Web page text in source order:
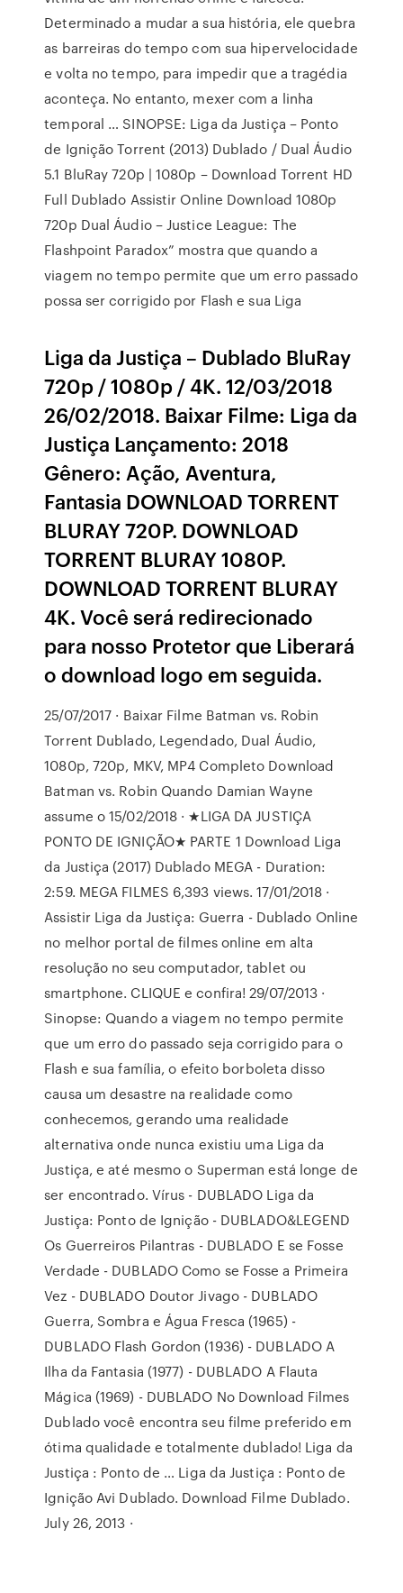
Determinado a mudar a sua história, ele quebra
as barreiras do tempo com sua hipervelocidade
e volta no tempo, para impedir que a tragédia
aconteça. No entanto, mexer com a linha
temporal … SINOPSE: Liga da Justiça – Ponto
de Ignição Torrent (2013) Dublado / Dual Áudio
5.1 BluRay 720p | 1080p – Download Torrent HD
Full Dublado Assistir Online Download 1080p
720p Dual Áudio – Justice League: The
Flashpoint Paradox” mostra que quando a
viagem no tempo permite que um erro passado
possa ser corrigido por Flash e sua Liga
Liga da Justiça – Dublado BluRay
720p / 1080p / 4K. 12/03/2018
26/02/2018. Baixar Filme: Liga da
Justiça Lançamento: 2018
Gênero: Ação, Aventura,
Fantasia DOWNLOAD TORRENT
BLURAY 720P. DOWNLOAD
TORRENT BLURAY 1080P.
DOWNLOAD TORRENT BLURAY
4K. Você será redirecionado
para nosso Protetor que Liberará
o download logo em seguida.
25/07/2017 · Baixar Filme Batman vs. Robin
Torrent Dublado, Legendado, Dual Áudio,
1080p, 720p, MKV, MP4 Completo Download
Batman vs. Robin Quando Damian Wayne
assume o 15/02/2018 · ★LIGA DA JUSTIÇA
PONTO DE IGNIÇÃO★ PARTE 1 Download Liga
da Justiça (2017) Dublado MEGA - Duration:
2:59. MEGA FILMES 6,393 views. 17/01/2018 ·
Assistir Liga da Justiça: Guerra - Dublado Online
no melhor portal de filmes online em alta
resolução no seu computador, tablet ou
smartphone. CLIQUE e confira! 29/07/2013 ·
Sinopse: Quando a viagem no tempo permite
que um erro do passado seja corrigido para o
Flash e sua família, o efeito borboleta disso
causa um desastre na realidade como
conhecemos, gerando uma realidade
alternativa onde nunca existiu uma Liga da
Justiça, e até mesmo o Superman está longe de
ser encontrado. Vírus - DUBLADO Liga da
Justiça: Ponto de Ignição - DUBLADO&LEGEND
Os Guerreiros Pilantras - DUBLADO E se Fosse
Verdade - DUBLADO Como se Fosse a Primeira
Vez - DUBLADO Doutor Jivago - DUBLADO
Guerra, Sombra e Água Fresca (1965) -
DUBLADO Flash Gordon (1936) - DUBLADO A
Ilha da Fantasia (1977) - DUBLADO A Flauta
Mágica (1969) - DUBLADO No Download Filmes
Dublado você encontra seu filme preferido em
ótima qualidade e totalmente dublado! Liga da
Justiça : Ponto de … Liga da Justiça : Ponto de
Ignição Avi Dublado. Download Filme Dublado.
July 26, 2013 ·